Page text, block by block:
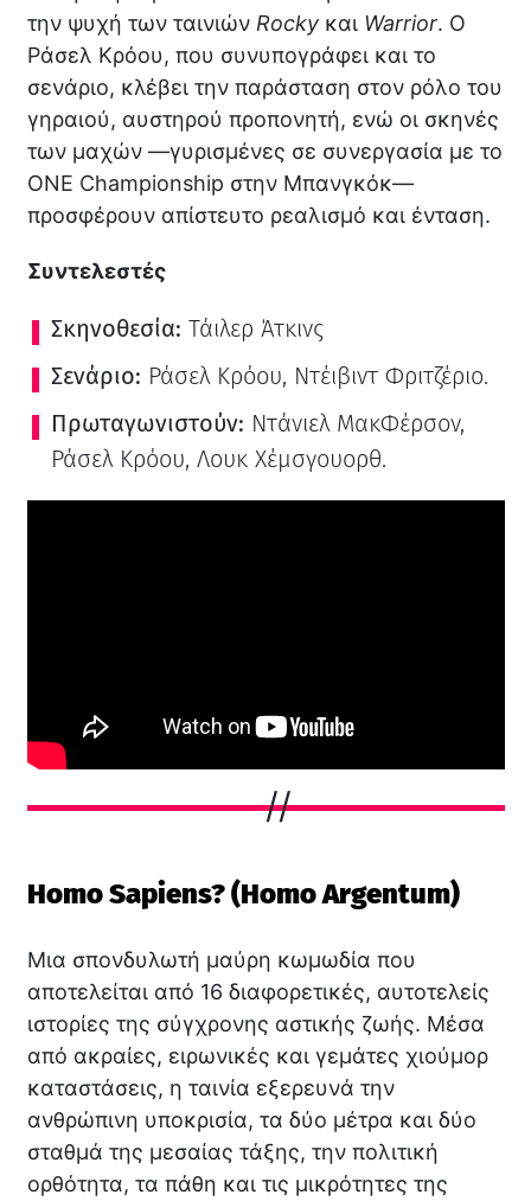
την ψυχή των ταινιών Rockyκαι Warrior. Ο
Ράσελ Κρόου, που συνυπογράφει και το
σενάριο, κλέβει την παράσταση στον ρόλο του
γηραιού, αυστηρού προπονητή, ενώ οι σκηνές
των μαχών —γυρισμένες σε συνεργασία με το
ONE Championship στην Μπανγκόκ—
προσφέρουν απίστευτο ρεαλισμό και ένταση.
Συντελεστές
Σκηνοθεσία: Τάιλερ Άτκινς
Σενάριο: Ράσελ Κρόου, Ντέιβιντ Φριτζέριο.
Πρωταγωνιστούν: Ντάνιελ ΜακΦέρσον,
Ράσελ Κρόου, Λουκ Χέμσγουορθ.
Homo Sapiens? (Homo Argentum)
Μια σπονδυλωτή μαύρη κωμωδία που
αποτελείται από 16 διαφορετικές, αυτοτελείς
ιστορίες της σύγχρονης αστικής ζωής. Μέσα
από ακραίες, ειρωνικές και γεμάτες χιούμορ
καταστάσεις, η ταινία εξερευνά την
ανθρώπινη υποκρισία, τα δύο μέτρα και δύο
σταθμά της μεσαίας τάξης, την πολιτική
ορθότητα, τα πάθη και τις μικρότητες της